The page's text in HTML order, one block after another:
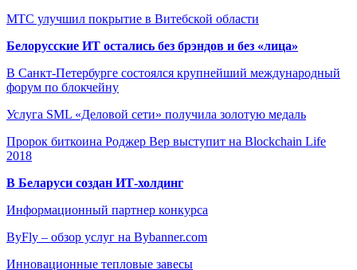
МТС улучшил покрытие в Витебской области
Белорусские ИТ остались без брэндов и без «лица»
В Санкт-Петербурге состоялся крупнейший международный
форум по блокчейну
Услуга SML «Деловой сети» получила золотую медаль
Пророк биткоина Роджер Вер выступит на Blockchain Life
2018
В Беларуси создан ИТ-холдинг
Информационный партнер конкурса
ByFly – обзор услуг на Bybanner.com
Инновационные тепловые завесы